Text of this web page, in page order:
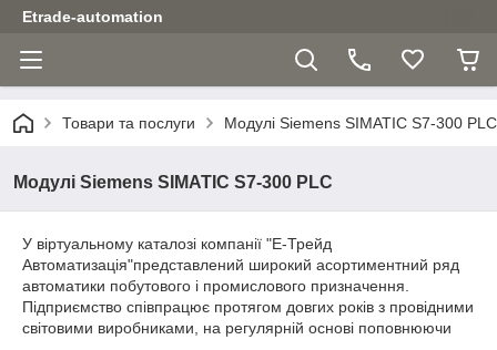
Etrade-automation
Товари та послуги Модулі Siemens SIMATIC S7-300 PLC
Модулі Siemens SIMATIC S7-300 PLC
У віртуальному каталозі компанії "Е-Трейд
Автоматизація"представлений широкий асортиментний ряд
автоматики побутового і промислового призначення.
Підприємство співпрацює протягом довгих років з провідними
світовими виробниками, на регулярній основі поповнюючи